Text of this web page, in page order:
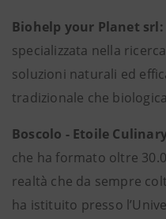
Biohelp your Planet srl:
specializzata nella
soluzioni naturali ed
tradizionale che
Boscolo - Etoile
che ha formato oltre
realtà che da sempre
ha istituito presso